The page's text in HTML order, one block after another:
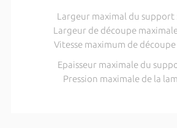
Largeur maximal du support
Largeur de découpe
Vitesse maximum de découpe
Epaisseur maximale du
Pression maximale de la